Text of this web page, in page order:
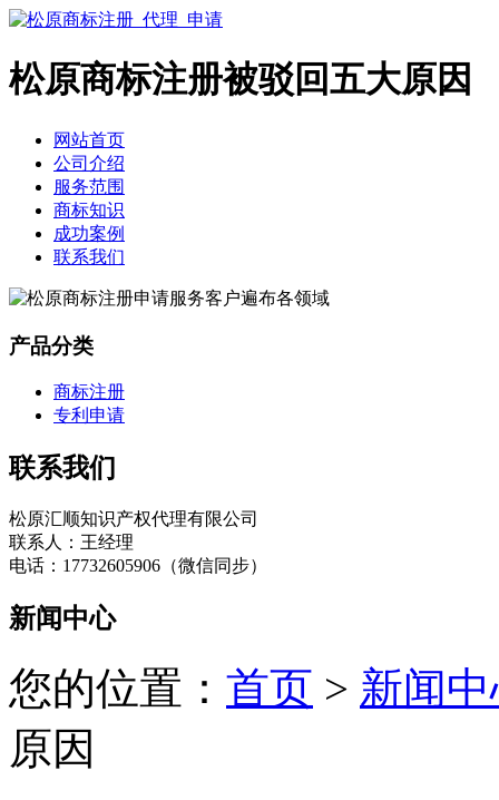
松原商标注册被驳回五大原因
网站首页
公司介绍
服务范围
商标知识
成功案例
联系我们
产品分类
商标注册
专利申请
联系我们
松原汇顺知识产权代理有限公司
联系人：王经理
电话：17732605906（微信同步）
新闻中心
您的位置： 首页 > 新闻
原因